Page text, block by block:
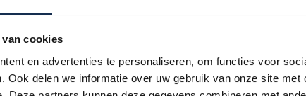
cookies
en advertenties te personaliseren, om functies voor
Ook delen we informatie over uw gebruik van onze site met
verwarmde bodywarmers
klittenband op de schouders en de rits aan de